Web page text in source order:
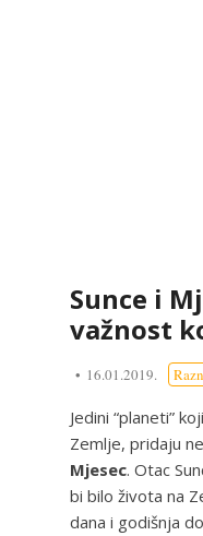
Sunce i
važnost
16.01.2019.
Jedini “planeti”
Zemlje, pridaju
Mjesec. Otac
bi bilo života na
dana i godišnja